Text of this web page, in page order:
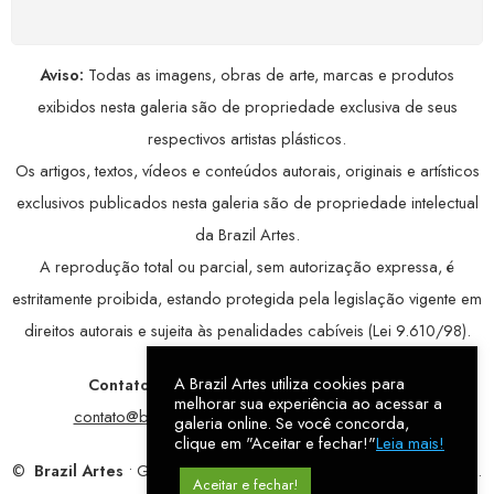
Aviso: Todas as imagens, obras de arte, marcas e produtos
exibidos nesta galeria são de propriedade exclusiva de seus
respectivos artistas plásticos.
Os artigos, textos, vídeos e conteúdos autorais, originais e artísticos
exclusivos publicados nesta galeria são de propriedade intelectual
da Brazil Artes.
A reprodução total ou parcial, sem autorização expressa, é
estritamente proibida, estando protegida pela legislação vigente em
direitos autorais e sujeita às penalidades cabíveis (Lei 9.610/98).
Contatos: WhatsApp:79 9998-1221/ E-mail:
contato@brazilartes.com/ Instagram:@brazilartes
© Brazil Artes • Galeria Online.9 anosde história (2017 – 2026).
A Brazil Artes utiliza cookies para
melhorar sua experiência ao acessar a
galeria online. Se você concorda,
clique em "Aceitar e fechar!"Leia mais!
Aceitar e fechar!